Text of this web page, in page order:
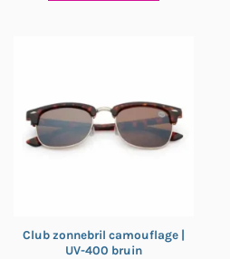
Club zonnebril camouflage |
UV-400 bruin